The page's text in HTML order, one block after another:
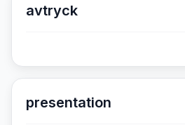
avtryck
presentation